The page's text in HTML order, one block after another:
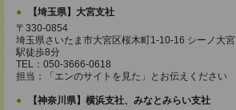
【埼玉県】大宮支社
〒330-0854
埼玉県さいたま市大宮区桜木町1-10-16 シーノ大
駅徒歩8分
TEL：050-3666-0618
担当：「エンのサイトを見た」とお伝えください
【神奈川県】横浜支社、みなとみらい支社